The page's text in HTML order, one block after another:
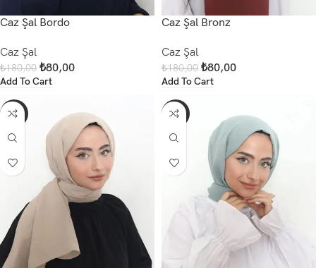
Caz Şal Bordo
Caz Şal
₺180,00 ₺80,00
Add To Cart
Caz Şal Bronz
Caz Şal
₺180,00 ₺80,00
Add To Cart
-56% -56%